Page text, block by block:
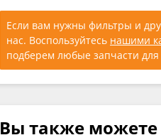
Если вам нужны фильтры и
нас. Воспользуйтесь нашими
подберем любые запчасти для
Вы также можете